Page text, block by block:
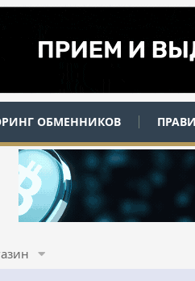
ОБМЕННИКОВ